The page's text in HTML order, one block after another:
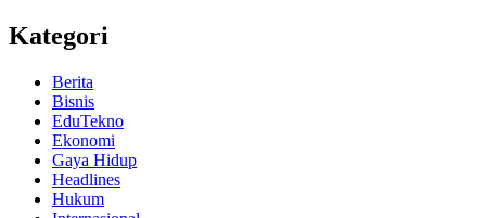
Kategori
Berita
Bisnis
EduTekno
Ekonomi
Gaya Hidup
Headlines
Hukum